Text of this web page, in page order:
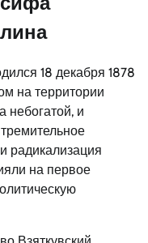
18 декабря 1878
на территории
небогатой, и
радикализация
на первое